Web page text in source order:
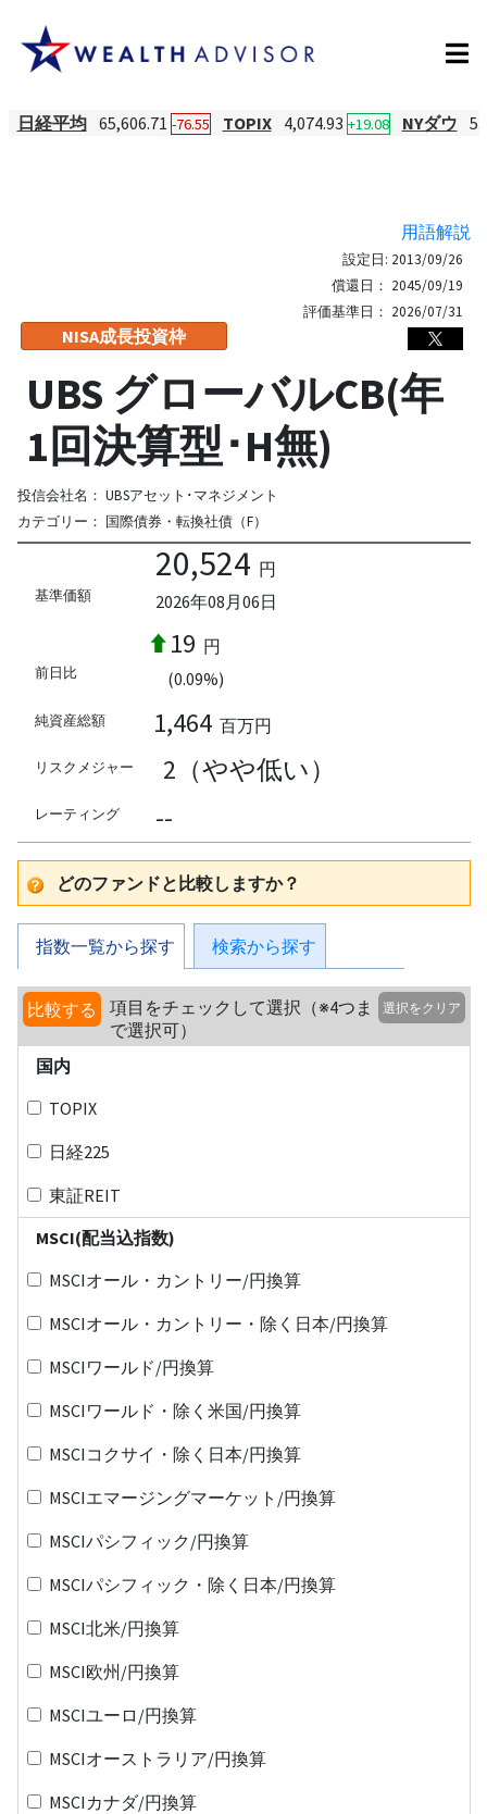
日経平均 65,606.71 -76.55 TOPIX 4,074.93 +19.08 NYダウ
用語解説
NISA成長投資枠
設定日: 2013/09/26
償還日： 2045/09/19
評価基準日： 2026/07/31
UBS グローバルCB(年
1回決算型･H無)
投信会社名： UBSアセット･マネジメント
カテゴリー： 国際債券・転換社債（F）
基準価額
20,524 円
2026年08月06日
前日比
19 円
(0.09%)
純資産総額 1,464 百万円
リスクメジャー 2（やや低い）
レーティング --
どのファンドと比較しますか？
指数一覧から探す 検索から探す
比較する
項目をチェックして選択（※4つま
で選択可）
選択をクリア
国内
TOPIX
日経225
東証REIT
MSCI(配当込指数)
MSCIオール・カントリー/円換算
MSCIオール・カントリー・除く日本/円換算
MSCIワールド/円換算
MSCIワールド・除く米国/円換算
MSCIコクサイ・除く日本/円換算
MSCIエマージングマーケット/円換算
MSCIパシフィック/円換算
MSCIパシフィック・除く日本/円換算
MSCI北米/円換算
MSCI欧州/円換算
MSCIユーロ/円換算
MSCIオーストラリア/円換算
MSCIカナダ/円換算